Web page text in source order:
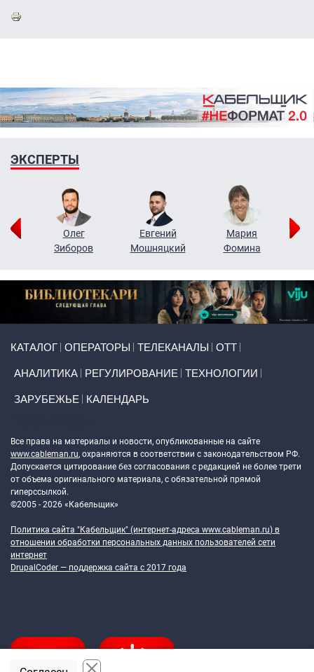
ЭКСПЕРТЫ
Олег
Зиборов
Евгений
Мошняцкий
Мария
Фомина
КАТАЛОГ ОПЕРАТОРЫ ТЕЛЕКАНАЛЫ ОТТ
АНАЛИТИКА РЕГУЛИРОВАНИЕ ТЕХНОЛОГИИ
ЗАРУБЕЖЬЕ КАЛЕНДАРЬ
Все права на материалы и новости, опубликованные на сайте
www.cableman.ru, охраняются в соответствии с законодательством РФ.
Допускается цитирование без согласования с редакцией не более трети
от объема оригинального материала, с обязательной прямой
гиперссылкой.
©2005 - 2026 «Кабельщик»
Политика сайта "Кабельщик" (интернет-адреса www.cableman.ru) в
отношении обработки персональных данных пользователей сети
интернет
DrupalCoder — поддержка сайта c 2017 года